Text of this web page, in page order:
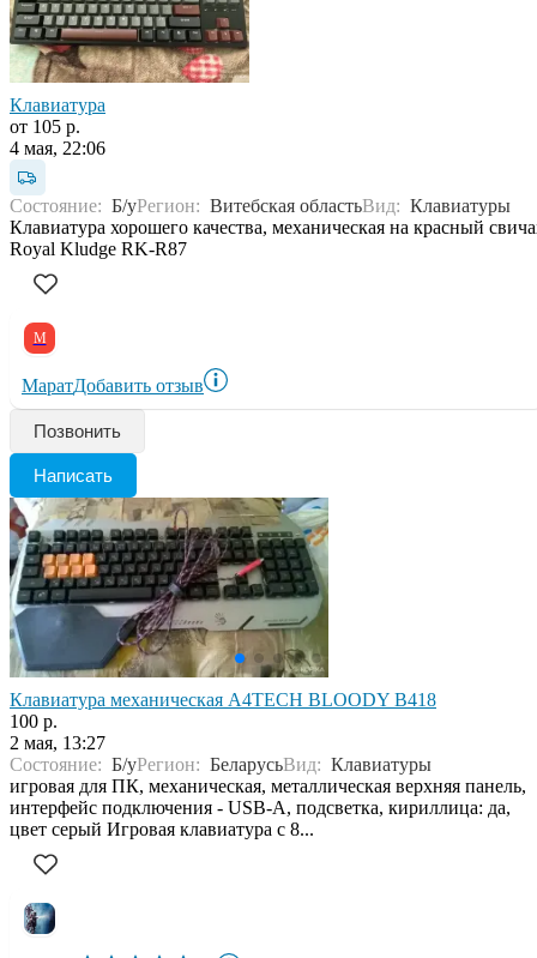
Клавиатура
от 105 р.
4 мая, 22:06
Состояние: Б/уРегион: Витебская областьВид: Клавиатуры
Клавиатура хорошего качества, механическая на красный
Royal Kludge RK-R87
М
МаратДобавить отзыв
Позвонить
Написать
Клавиатура механическая A4TECH BLOODY B418
100 р.
2 мая, 13:27
Состояние: Б/уРегион: БеларусьВид: Клавиатуры
игровая для ПК, механическая, металлическая верхняя панель,
интерфейс подключения - USB-A, подсветка, кириллица: да,
цвет серый Игровая клавиатура с 8...